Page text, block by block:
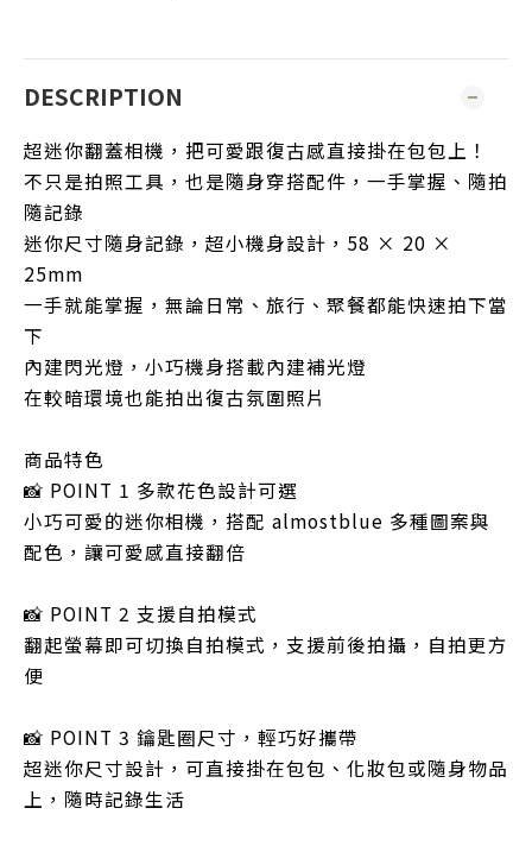
DESCRIPTION
超迷你翻蓋相機，把可愛跟復古感直接掛在包包上！
不只是拍照工具，也是隨身穿搭配件，一手掌握、隨拍
隨記錄
迷你尺寸隨身記錄，超小機身設計，58 × 20 ×
25mm
一手就能掌握，無論日常、旅行、聚餐都能快速拍下當
下
內建閃光燈，小巧機身搭載內建補光燈
在較暗環境也能拍出復古氛圍照片
商品特色
📸 POINT 1 多款花色設計可選
小巧可愛的迷你相機，搭配 almostblue 多種圖案與
配色，讓可愛感直接翻倍
📸 POINT 2 支援自拍模式
翻起螢幕即可切換自拍模式，支援前後拍攝，自拍更方
便
📸 POINT 3 鑰匙圈尺寸，輕巧好攜帶
超迷你尺寸設計，可直接掛在包包、化妝包或隨身物品
上，隨時記錄生活